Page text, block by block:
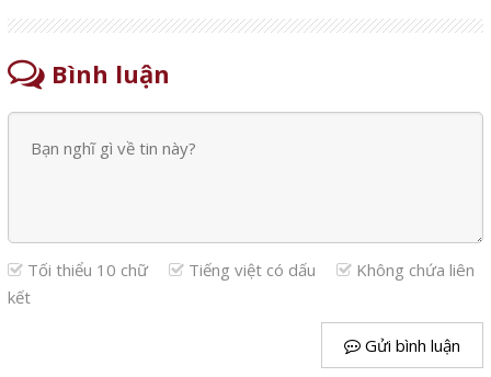
Bình luận
Tối thiểu 10 chữ Tiếng việt có dấu
Không chứa liên
kết
Gửi bình luận